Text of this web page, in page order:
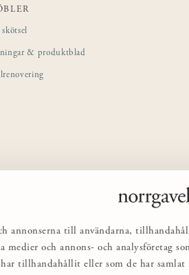
annonserna till användarna,
och annons- och analysföretag
tillhandahållit eller som de har samlat
& produktblad